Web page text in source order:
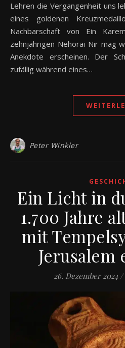
Lehren die Vergangenheit uns
eines goldenen
Nachbarschaft von Ein
zehnjährigen Nehorai Nir mag
Anekdote erscheinen. Der
zufällig während eines…
Peter Winkler
Ein Licht in
1.700 Jahre
mit
Jerusalem
26. Dezember 2024 /